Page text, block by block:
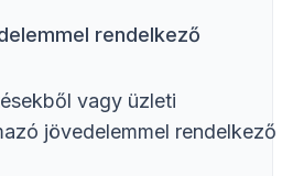
rendelkező
vagy üzleti
jövedelemmel rendelkező